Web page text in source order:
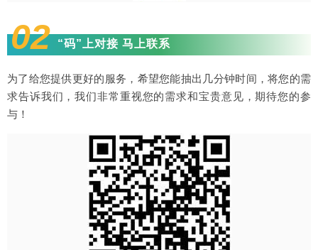
02 “码”上对接 马上联系
为了给您提供更好的服务，希望您能抽出几分钟时间，将您的需
求告诉我们，我们非常重视您的需求和宝贵意见，期待您的参
与！